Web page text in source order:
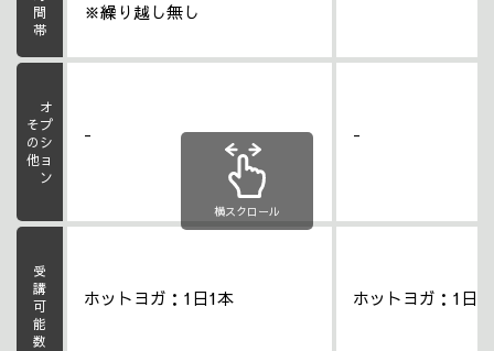
※繰り越し無し
オプション
その他 - -
受講可能数 ホットヨガ：1日1本 ホットヨガ：1日1
横スクロール